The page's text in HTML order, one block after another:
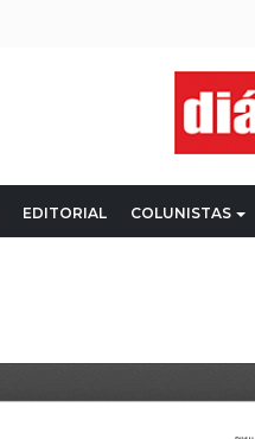
EDITORIAL COLUNISTAS